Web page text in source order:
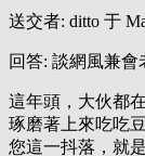
送交者: ditto 于
回答: 談網風兼會
這年頭，大伙都
琢磨著上來吃吃
您這一抖落，就